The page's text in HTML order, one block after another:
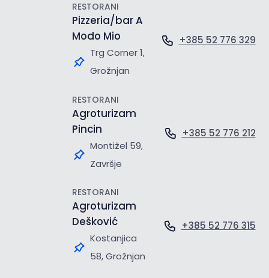
RESTORANI
Pizzeria/bar A
Modo Mio
Trg Corner 1,
Grožnjan
+385 52 776 329
RESTORANI
Agroturizam
Pincin
Montižel 59,
Završje
+385 52 776 212
RESTORANI
Agroturizam
Dešković
Kostanjica
58, Grožnjan
+385 52 776 315